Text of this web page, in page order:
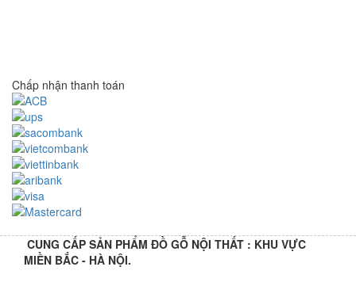
Chấp nhận thanh toán
CUNG CẤP SẢN PHẨM ĐỒ GỖ NỘI THẤT : KHU VỰC
MIỀN BẮC - HÀ NỘI.